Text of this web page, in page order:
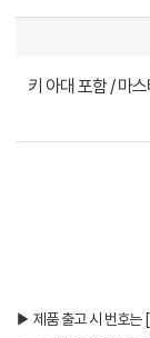
키 아대 포함 / 마
▶ 제품 출고 시 번호는